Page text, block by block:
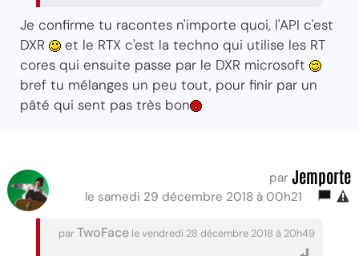
Je confirme tu racontes n'importe quoi, l'API c'est
DXR
et le RTX c'est la techno qui utilise les RT
cores qui ensuite passe par le DXR microsoft
bref tu mélanges un peu tout, pour finir par un
pâté qui sent pas très bon
par Jemporte
le samedi 29 décembre 2018 à 00h21
parTwoFace le vendredi 28 décembre 2018 à 20h49